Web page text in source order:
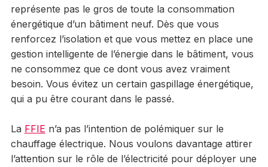
représente pas le gros de toute la consommation
énergétique d’un bâtiment neuf. Dès que vous
renforcez l’isolation et que vous mettez en place une
gestion intelligente de l’énergie dans le bâtiment, vous
ne consommez que ce dont vous avez vraiment
besoin. Vous évitez un certain gaspillage énergétique,
qui a pu être courant dans le passé.
La FFIE n’a pas l’intention de polémiquer sur le
chauffage électrique. Nous voulons davantage attirer
l’attention sur le rôle de l’électricité pour déployer une